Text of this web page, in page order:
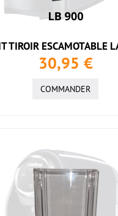
TIROIR ESCAMOTABLE
30,95 €
COMMANDER